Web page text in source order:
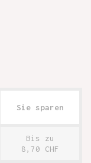
Sie sparen
Bis zu
8,70 CHF